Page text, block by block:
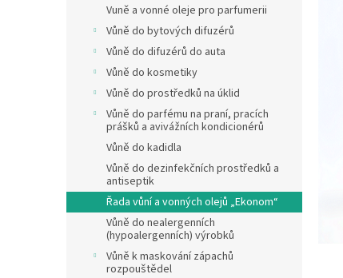
Vuně a vonné oleje pro parfumerii
Vůně do bytových difuzérů
Vůně do difuzérů do auta
Vůně do kosmetiky
Vůně do prostředků na úklid
Vůně do parfému na praní, pracích
prášků a avivážních kondicionérů
Vůně do kadidla
Vůně do dezinfekčních prostředků a
antiseptik
Řada vůní a vonných olejů „Ekonom“
Vůně do nealergenních
(hypoalergenních) výrobků
Vůně k maskování zápachů
rozpouštědel